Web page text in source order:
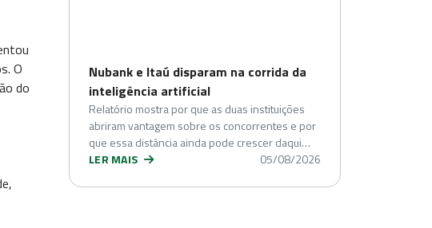
O
do
Nubank e Itaú disparam na corrida da
inteligência artificial
Relatório mostra por que as duas instituições
abriram vantagem sobre os concorrentes e por
que essa distância ainda pode crescer daqui…
LER MAIS
05/08/2026